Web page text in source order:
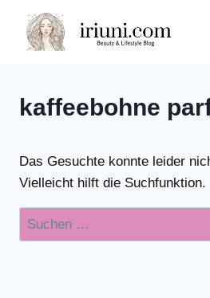
Inhalt
springen
kaffeebohne
Das Gesuchte konnte leider
Vielleicht hilft die Suchfunktion.
Suchen
nach: